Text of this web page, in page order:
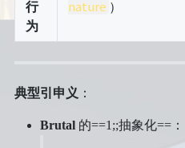
行
为
nature ）
典型引申义 ：
Brutal的==1;;抽象化==：